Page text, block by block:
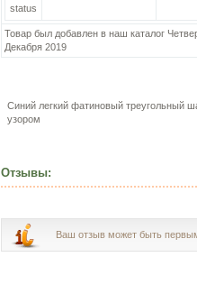
Товар был добавлен в наш каталог
Декабря 2019
Синий легкий фатиновый треугольный
узором
Отзывы:
Ваш отзыв может быть